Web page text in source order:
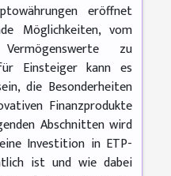
eröffnet
Möglichkeiten, vom
zu
Einsteiger kann es
die Besonderheiten
Finanzprodukte
Abschnitten wird
Investition in ETP-
ist und wie dabei